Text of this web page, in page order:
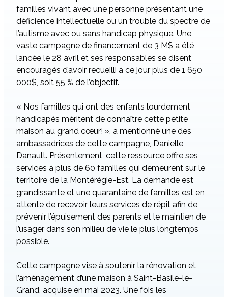
familles vivant avec une personne présentant une
déficience intellectuelle ou un trouble du spectre de
l’autisme avec ou sans handicap physique. Une
vaste campagne de financement de 3 M$ a été
lancée le 28 avril et ses responsables se disent
encouragés d’avoir recueilli à ce jour plus de 1 650
000$, soit 55 % de l’objectif.
« Nos familles qui ont des enfants lourdement
handicapés méritent de connaître cette petite
maison au grand cœur! », a mentionné une des
ambassadrices de cette campagne, Danielle
Danault. Présentement, cette ressource offre ses
services à plus de 60 familles qui demeurent sur le
territoire de la Montérégie-Est. La demande est
grandissante et une quarantaine de familles est en
attente de recevoir leurs services de répit afin de
prévenir l’épuisement des parents et le maintien de
l’usager dans son milieu de vie le plus longtemps
possible.
Cette campagne vise à soutenir la rénovation et
l’aménagement d’une maison à Saint-Basile-le-
Grand, acquise en mai 2023. Une fois les